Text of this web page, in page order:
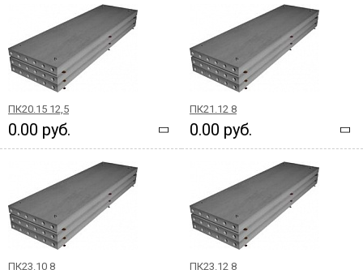
ПК20.15 12,5
0.00 руб.
ПК21.12 8
0.00 руб.
ПК23.10 8 ПК23.12 8